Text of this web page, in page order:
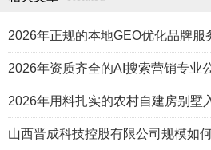
2026年正规的本地GEO优化品牌服
山西晋成科技控股有限公司规模如